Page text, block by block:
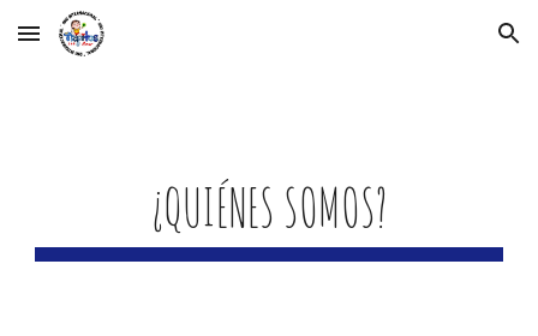
Skip to main content Skip to navigation
¿QUIÉNES SOMOS?